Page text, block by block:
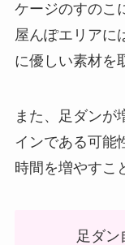
ケージのすのこ
屋んぽエリアに
に優しい素材を
また、足ダンが
インである可能
時間を増やすこ
足ダン